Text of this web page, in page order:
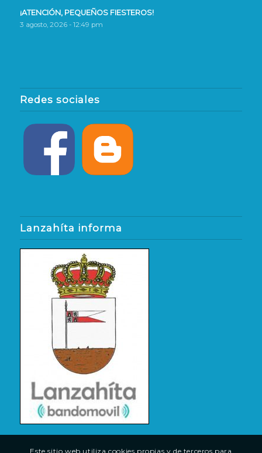
¡ATENCIÓN, PEQUEÑOS FIESTEROS!
3 agosto, 2026 - 12:49 pm
Redes sociales
Lanzahíta informa
Este sitio web utiliza cookies propias y de terceros para